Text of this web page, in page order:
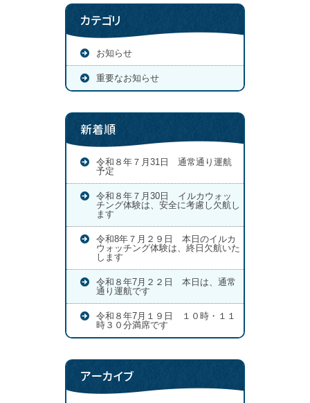
カテゴリ
お知らせ
重要なお知らせ
新着順
令和８年７月31日 通常通り運航
予定
令和８年７月30日 イルカウォッ
チング体験は、安全に考慮し欠航し
ます
令和8年７月２９日 本日のイルカ
ウォッチング体験は、終日欠航いた
します
令和８年7月２２日 本日は、通常
通り運航です
令和８年7月１９日 １０時・１１
時３０分満席です
アーカイブ